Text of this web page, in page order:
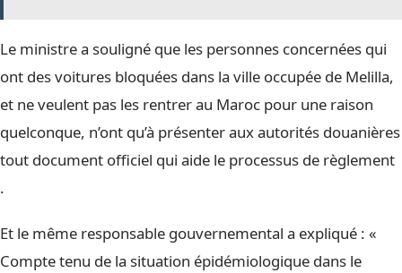
Le ministre a souligné que les personnes concernées qui
ont des voitures bloquées dans la ville occupée de Melilla,
et ne veulent pas les rentrer au Maroc pour une raison
quelconque, n’ont qu’à présenter aux autorités douanières
tout document officiel qui aide le processus de règlement
.
Et le même responsable gouvernemental a expliqué : «
Compte tenu de la situation épidémiologique dans le